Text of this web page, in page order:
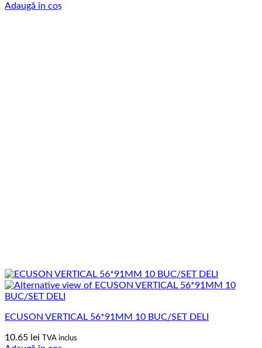
Adaugă în coș
ECUSON VERTICAL 56*91MM 10 BUC/SET DELI
10.65 lei TVA inclus